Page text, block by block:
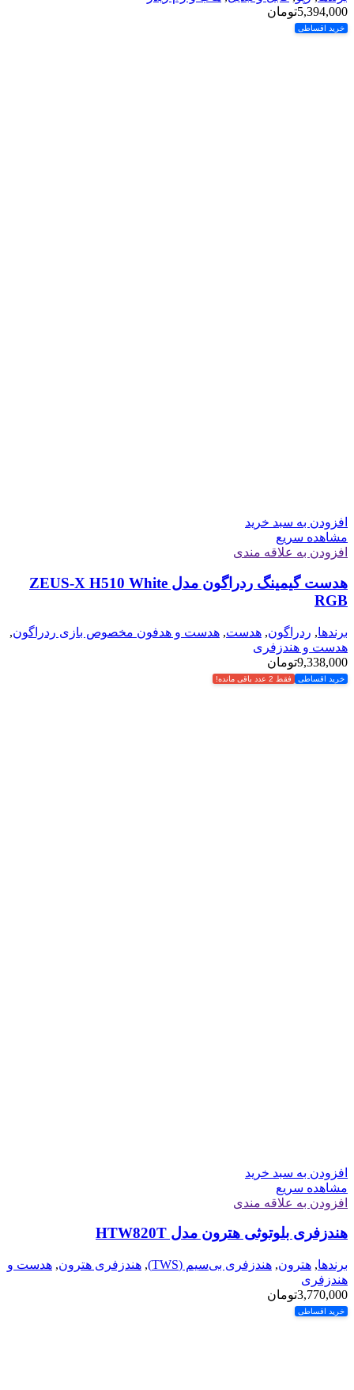
5,394,000تومان
خرید اقساطی
افزودن به سبد خرید
مشاهده سریع
افزودن به علاقه مندی
هدست گیمینگ ردراگون مدل ZEUS-X H510 White
RGB
برندها, ردراگون, هدست, هدست و هدفون مخصوص بازی ردراگون,
هدست و هندزفری
9,338,000تومان
خرید اقساطی فقط 2 عدد باقی مانده!
افزودن به سبد خرید
مشاهده سریع
افزودن به علاقه مندی
هندزفری بلوتوثی هترون مدل HTW820T
برندها, هترون, هندزفری بی‌سیم (TWS) , هندزفری هترون, هدست و
هندزفری
3,770,000تومان
خرید اقساطی